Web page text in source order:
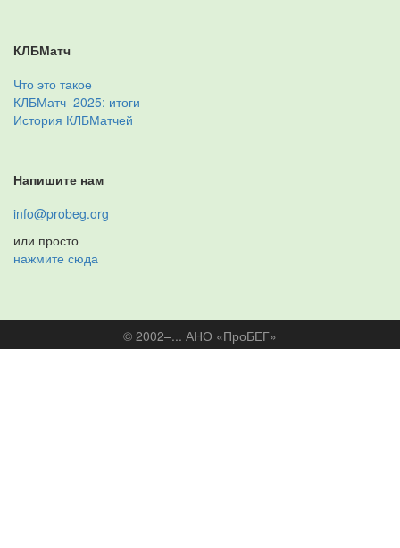
КЛБМатч
Что это такое
КЛБМатч–2025: итоги
История КЛБМатчей
Напишите нам
info@probeg.org
или просто
нажмите сюда
© 2002–... АНО «ПроБЕГ»